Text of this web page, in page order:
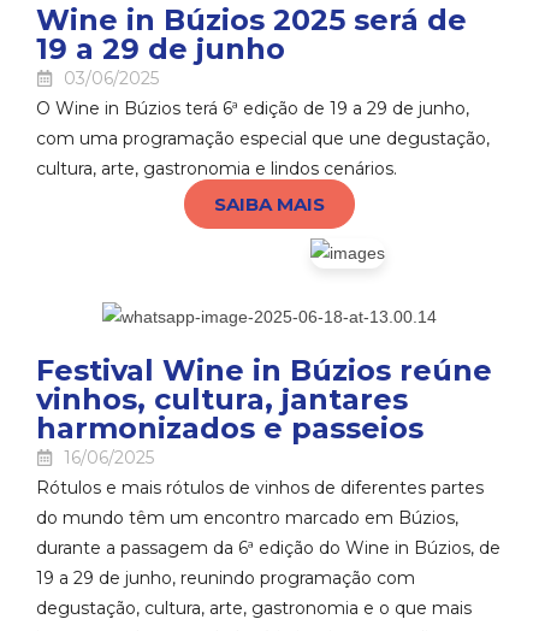
Wine in Búzios 2025 será de
19 a 29 de junho
03/06/2025
O Wine in Búzios terá 6ª edição de 19 a 29 de junho,
com uma programação especial que une degustação,
cultura, arte, gastronomia e lindos cenários.
SAIBA MAIS
Festival Wine in Búzios reúne
vinhos, cultura, jantares
harmonizados e passeios
16/06/2025
Rótulos e mais rótulos de vinhos de diferentes partes
do mundo têm um encontro marcado em Búzios,
durante a passagem da 6ª edição do Wine in Búzios, de
19 a 29 de junho, reunindo programação com
degustação, cultura, arte, gastronomia e o que mais